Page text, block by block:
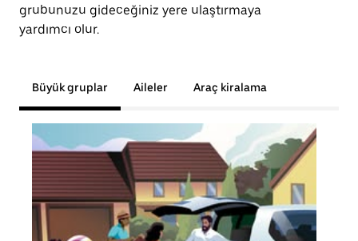
grubunuzu gideceğiniz yere ulaştırmaya
yardımcı olur.
Büyük gruplar Aileler Araç kiralama